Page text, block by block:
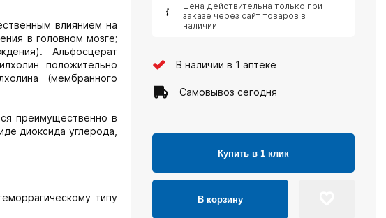
влиянием на
в головном мозге;
Альфосцерат
положительно
(мембранного
преимущественно в
диоксида углерода,
типу
Цена действительна только при
заказе через сайт товаров в
наличии
В наличии в 1 аптеке
Самовывоз сегодня
Купить в 1 клик
В корзину